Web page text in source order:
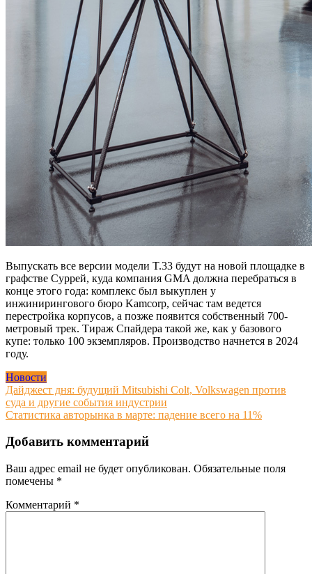
Выпускать все версии модели T.33 будут на новой площадке в
графстве Суррей, куда компания GMA должна перебраться в
конце этого года: комплекс был выкуплен у
инжинирингового бюро Kamcorp, сейчас там ведется
перестройка корпусов, а позже появится собственный 700-
метровый трек. Тираж Спайдера такой же, как у базового
купе: только 100 экземпляров. Производство начнется в 2024
году.
Новости
Навигация
по
Дайджест дня: будущий Mitsubishi Colt, Volkswagen против
суда и другие события индустрии
Статистика авторынка в марте: падение всего на 11%
Добавить комментарий
Ваш адрес email не будет опубликован. Обязательные поля
помечены *
Комментарий *